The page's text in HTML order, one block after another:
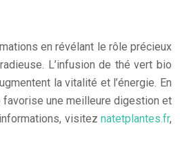
en révélant le rôle précieux
L’infusion de thé vert bio
la vitalité et l’énergie. En
favorise une meilleure digestion et
visitez natetplantes.fr,